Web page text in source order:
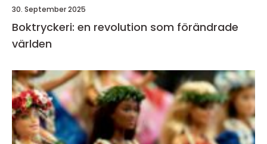
30. September 2025
Boktryckeri: en revolution som förändrade
världen